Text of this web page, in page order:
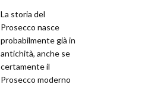
La storia del
Prosecco nasce
probabilmente già in
antichità, anche se
certamente il
Prosecco moderno